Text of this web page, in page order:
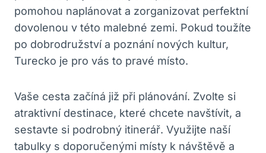
pomohou naplánovat a zorganizovat perfektní
dovolenou v této malebné zemi. Pokud toužíte
po dobrodružství a poznání nových kultur,
Turecko je pro vás to pravé místo.
Vaše cesta začíná již při plánování. Zvolte si
atraktivní destinace, které chcete navštívit, a
sestavte si podrobný itinerář. Využijte naší
tabulky s doporučenými místy k návštěvě a